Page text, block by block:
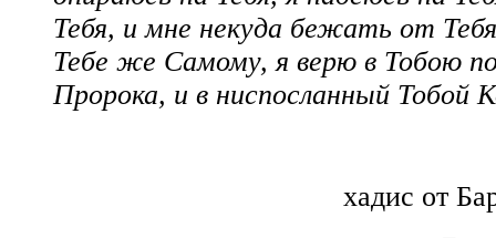
Тебя, и мне некуда бежать от
Тебе же Самому, я верю в Тобою
Пророка, и в ниспосланный Тобой
хадис от